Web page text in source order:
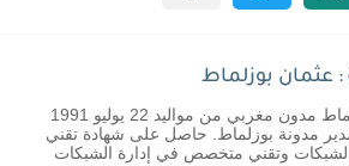
عثمان بوزلماط
عثمان بوزلماط مدون مغربي من مواليد 22 يوليو 1991
مدونة بوزلماط. حاصل على شهادة تقني
وتقني متخصص في إدارة الشبكات